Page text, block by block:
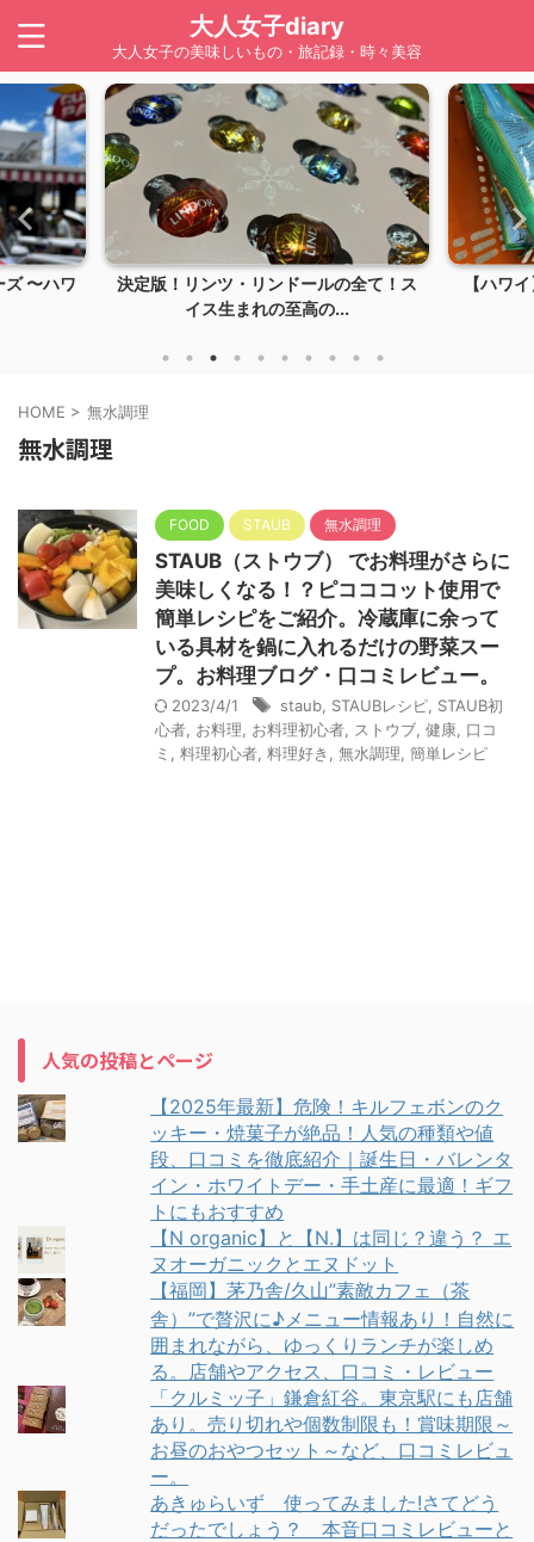
大人女子diary
大人女子の美味しいもの・旅記録・時々美容
〜ハワ
決定版！リンツ・リンドールの全て！ス
イス生まれの至高の...
【ハワ
HOME > 無水調理
無水調理
FOOD STAUB 無水調理
STAUB（ストウブ） でお料理がさらに
美味しくなる！？ピコココット使用で
簡単レシピをご紹介。冷蔵庫に余って
いる具材を鍋に入れるだけの野菜スー
プ。お料理ブログ・口コミレビュー。
2023/4/1 staub STAUBレシピ STAUB初
心者 お料理 お料理初心者 ストウブ 健康
口コ
ミ
料理初心者 料理好き 無水調理 簡単レシピ
人気の投稿とページ
【2025年最新】危険！キルフェボンのク
ッキー・焼菓子が絶品！人気の種類や値
段、口コミを徹底紹介｜誕生日・バレンタ
イン・ホワイトデー・手土産に最適！ギフ
トにもおすすめ
【N organic】と【N.】は同じ？違う？ エ
ヌオーガニックとエヌドット
【福岡】茅乃舎/久山”素敵カフェ（茶
舎）”で贅沢に♪メニュー情報あり！自然に
囲まれながら、ゆっくりランチが楽しめ
る。店舗やアクセス、口コミ・レビュー
「クルミッ子」鎌倉紅谷。東京駅にも店舗
あり。売り切れや個数制限も！賞味期限～
お昼のおやつセット～など、口コミレビュ
ー。
あきゅらいず 使ってみました!さてどう
だったでしょう？ 本音口コミレビューと